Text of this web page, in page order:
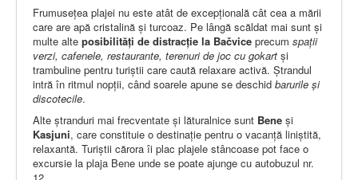
Frumusețea plajei nu este atât de excepțională cât cea a mării
care are apă cristalină și turcoaz. Pe lângă scăldat mai sunt și
multe alte posibilități de distracție la Bačvice precum spații
verzi, cafenele, restaurante, terenuri de joc cu gokart și
trambuline pentru turiștii care caută relaxare activă. Ștrandul
intră în ritmul nopții, când soarele apune se deschid barurile și
discotecile.
Alte ștranduri mai frecventate și lăturalnice sunt Bene și
Kasjuni, care constituie o destinație pentru o vacanță liniștită,
relaxantă. Turiștii cărora îi plac plajele stâncoase pot face o
excursie la plaja Bene unde se poate ajunge cu autobuzul nr.